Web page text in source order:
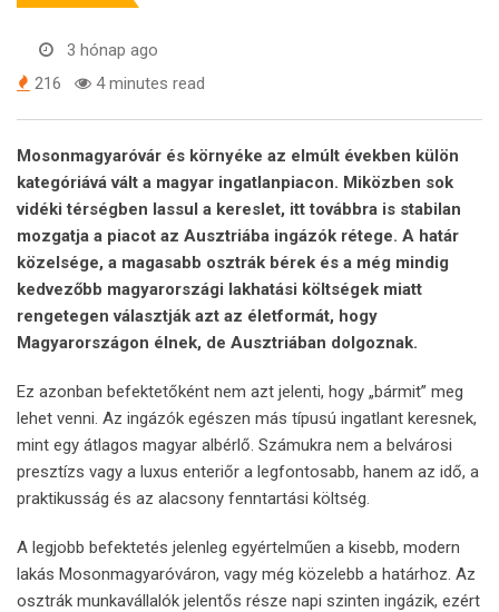
3 hónap ago
216
4 minutes read
Mosonmagyaróvár és környéke az elmúlt években külön
kategóriává vált a magyar ingatlanpiacon. Miközben sok
vidéki térségben lassul a kereslet, itt továbbra is stabilan
mozgatja a piacot az Ausztriába ingázók rétege. A határ
közelsége, a magasabb osztrák bérek és a még mindig
kedvezőbb magyarországi lakhatási költségek miatt
rengetegen választják azt az életformát, hogy
Magyarországon élnek, de Ausztriában dolgoznak.
Ez azonban befektetőként nem azt jelenti, hogy „bármit” meg
lehet venni. Az ingázók egészen más típusú ingatlant keresnek,
mint egy átlagos magyar albérlő. Számukra nem a belvárosi
presztízs vagy a luxus enteriőr a legfontosabb, hanem az idő, a
praktikusság és az alacsony fenntartási költség.
A legjobb befektetés jelenleg egyértelműen a kisebb, modern
lakás Mosonmagyaróváron, vagy még közelebb a határhoz. Az
osztrák munkavállalók jelentős része napi szinten ingázik, ezért